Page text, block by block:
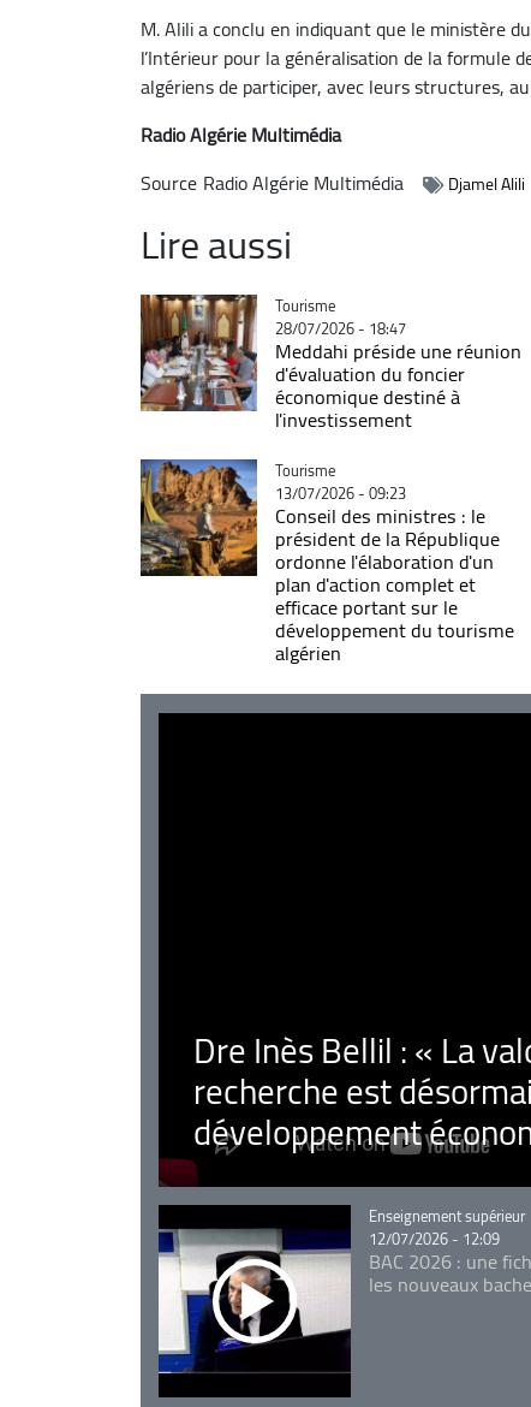
M. Alili a conclu en indiquant que le ministère
l’Intérieur pour la généralisation de la formule
algériens de participer, avec leurs structures,
Radio Algérie Multimédia
Source Radio Algérie Multimédia Djamel Alili
Lire aussi
Catégorie
Tourisme
28/07/2026 - 18:47
Meddahi préside une réunion
d'évaluation du foncier
économique destiné à
l'investissement
Catégorie
Tourisme
13/07/2026 - 09:23
Conseil des ministres : le
président de la République
ordonne l'élaboration d'un
plan d'action complet et
efficace portant sur le
développement du tourisme
algérien
Dre Inès Bellil : « La
recherche est
développement
Catégorie
Enseignement supérieur
12/07/2026 - 12:09
BAC 2026 : une
les nouveaux